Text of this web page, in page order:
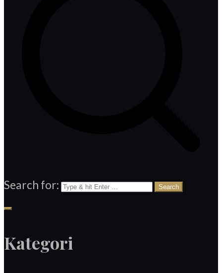
Search for:
Kategori